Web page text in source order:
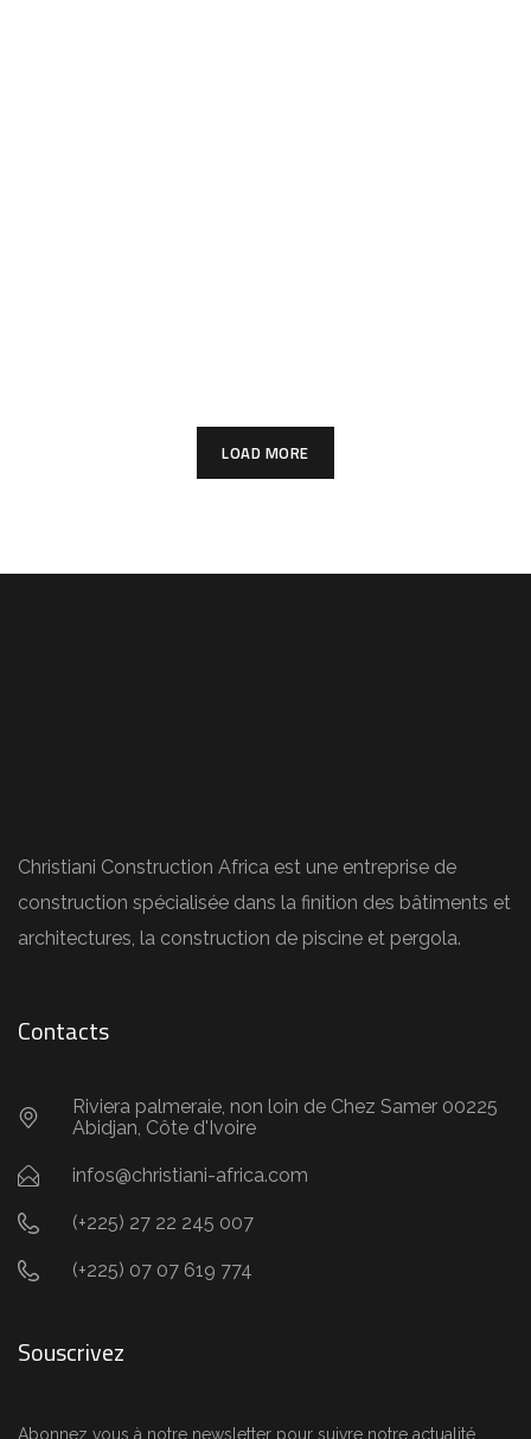
LOAD MORE
Christiani Construction Africa est une entreprise de
construction spécialisée dans la finition des bâtiments et
architectures, la construction de piscine et pergola.
Contacts
Riviera palmeraie, non loin de Chez Samer 00225
Abidjan, Côte d'Ivoire
infos@christiani-africa.com
(+225) 27 22 245 007
(+225) 07 07 619 774
Souscrivez
Abonnez vous à notre newsletter pour suivre notre actualité